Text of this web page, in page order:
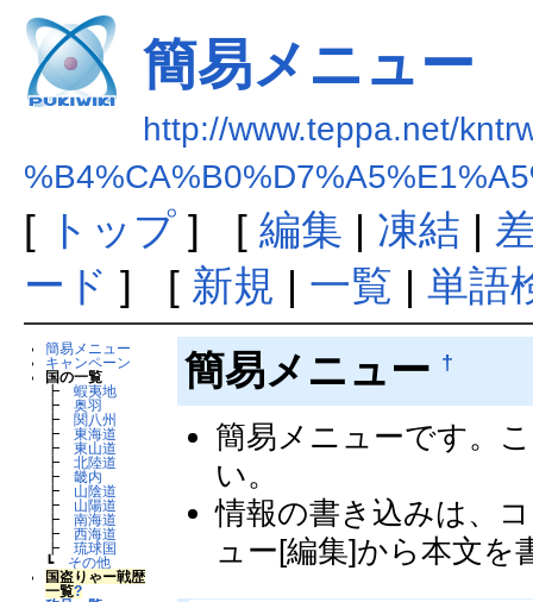
簡易メニュー
http://www.teppa.net/
[ トップ] [ 編集 | 凍結 |
ード ] [ 新規 | 一覧 | 単語
簡易メニュー
キャンペーン
国の一覧
┣蝦夷地
┣奥羽
┣ 関八州
┣東海道
┣東山道
┣北陸道
┣畿内
┣ 山陰道
┣ 山陽道
┣南海道
┣西海道
┣琉球国
┗ その他
国盗りゃー戦歴
一覧?
簡易メニュー †
簡易メニューです。
い。
情報の書き込みは、
ュー[編集]から本文を